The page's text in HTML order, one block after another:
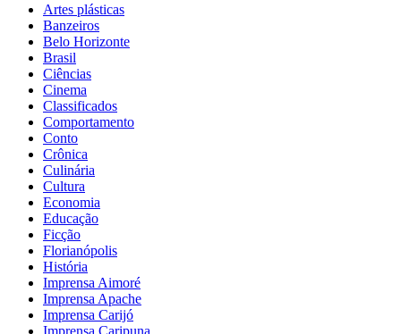
Artes plásticas
Banzeiros
Belo Horizonte
Brasil
Ciências
Cinema
Classificados
Comportamento
Conto
Crônica
Culinária
Cultura
Economia
Educação
Ficção
Florianópolis
História
Imprensa Aimoré
Imprensa Apache
Imprensa Carijó
Imprensa Caripuna